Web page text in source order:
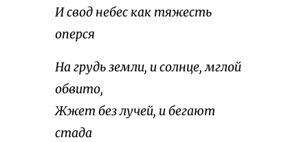
И свод небес как тяжесть
оперся
На грудь земли, и солнце, мглой
обвито,
Жжет без лучей, и бегают
стада